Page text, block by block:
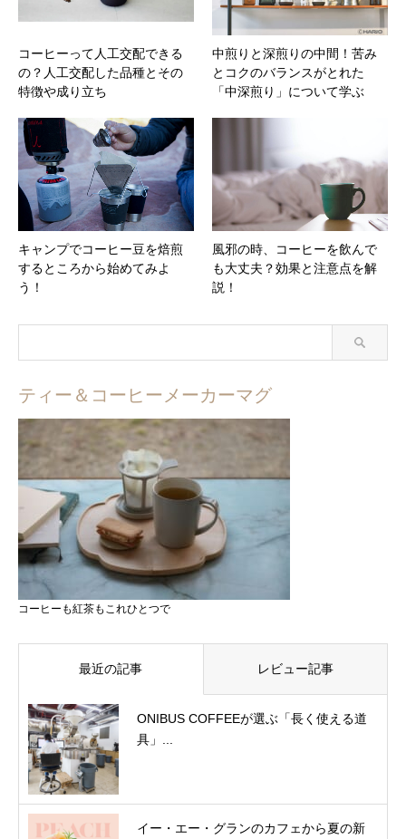
コーヒーって人工交配できる
の？人工交配した品種とその
特徴や成り立ち
中煎りと深煎りの中間！苦み
とコクのバランスがとれた
「中深煎り」について学ぶ
キャンプでコーヒー豆を焙煎
するところから始めてみよ
う！
風邪の時、コーヒーを飲んで
も大丈夫？効果と注意点を解
説！
ティー＆コーヒーメーカーマグ
コーヒーも紅茶もこれひとつで
最近の記事 レビュー記事
ONIBUS COFFEEが選ぶ「長く使える道
具」...
イー・エー・グランのカフェから夏の新